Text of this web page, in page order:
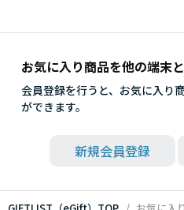
お気に入り商品を他の端末
会員登録を行うと、お気に入り
ができます。
新規会員登録